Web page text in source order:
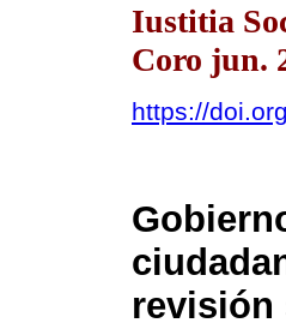
Iustitia
Coro jun.
https://
revisión